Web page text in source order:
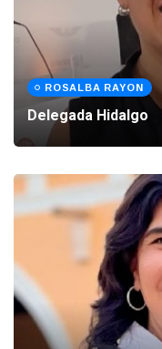
ROSALBA RAYON
Delegada Hidalgo